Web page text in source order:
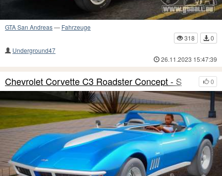
GTA San Andreas— Fahrzeuge
318
0
Underground47
26.11.2023 15:47:39
0
Chevrolet Corvette C3 Roadster Concept - S